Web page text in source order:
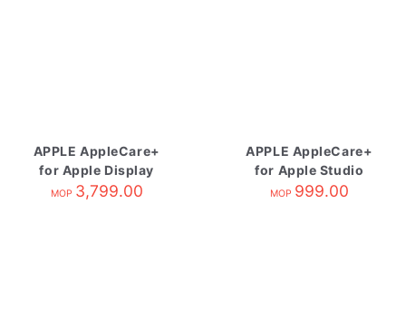
APPLE AppleCare+
for Apple Display
MOP 3,799.00
APPLE AppleCare+
for Apple Studio
Display
MOP 999.00